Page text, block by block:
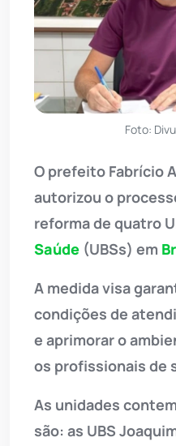
Foto:
O prefeito Fabrício
autorizou o
reforma de quatro
Saúde (UBSs) em
A medida visa
condições de
e aprimorar o
os profissionais de
As unidades
são: as UBS